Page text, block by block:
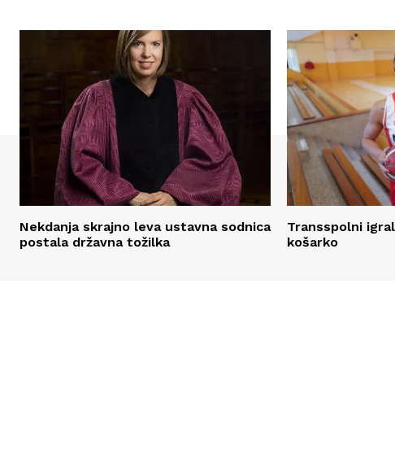
Nekdanja skrajno leva ustavna sodnica
postala državna tožilka
Transspolni
košarko